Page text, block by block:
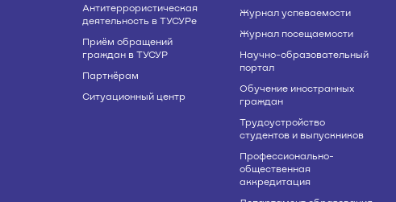
Антитеррористическая
деятельность в ТУСУРе
Приём обращений
граждан в ТУСУР
Партнёрам
Ситуационный центр
Журнал успеваемости
Журнал посещаемости
Научно-образовательный
портал
Обучение иностранных
граждан
Трудоустройство
студентов и выпускников
Профессионально-
общественная
аккредитация